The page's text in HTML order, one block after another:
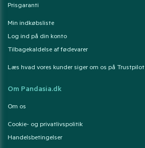
Prisgaranti
Min indkøbsliste
Log ind på din konto
Tilbagekaldelse af fødevarer
Læs hvad vores kunder siger om os på Trustpilot
Om Pandasia.dk
Om os
Cookie- og privatlivspolitik
Handelsbetingelser